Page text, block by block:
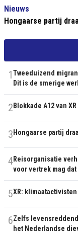
Nieuws
Hongaarse partij
1Tweeduizend
Dit is de smerige
2 Blokkade A12 van
3 Hongaarse partij
4Reisorganisatie
voor vertrek mag
5XR:
6Zelfs
het Nederlandse